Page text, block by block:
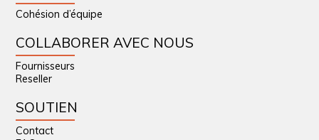
Cohésion d’équipe
COLLABORER AVEC NOUS
Fournisseurs
Reseller
SOUTIEN
Contact